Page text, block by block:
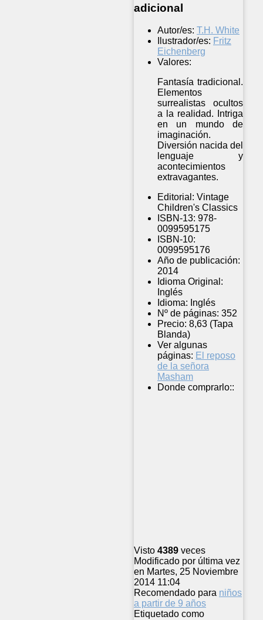
adicional
Autor/es: T.H. White
Ilustrador/es: Fritz
Eichenberg
Valores:
Fantasía tradicional.
Elementos
surrealistas ocultos
a la realidad. Intriga
en un mundo de
imaginación.
Diversión nacida del
lenguaje y
acontecimientos
extravagantes.
Editorial: Vintage
Children's Classics
ISBN-13: 978-
0099595175
ISBN-10:
0099595176
Año de publicación:
2014
Idioma Original:
Inglés
Idioma: Inglés
Nº de páginas: 352
Precio: 8,63 (Tapa
Blanda)
Ver algunas
páginas: El reposo
de la señora
Masham
Donde comprarlo::
Visto 4389 veces
Modificado por última vez
en Martes, 25 Noviembre
2014 11:04
Recomendado para niños
a partir de 9 años
Etiquetado como